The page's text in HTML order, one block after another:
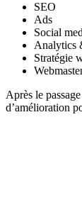
SEO
Ads
Social
Analytics
Stratégie
Après le
d’amélioration